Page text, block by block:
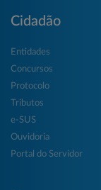
Cidadão
Entidades
Concursos
Protocolo
Tributos
e-SUS
Ouvidoria
Portal do Servidor